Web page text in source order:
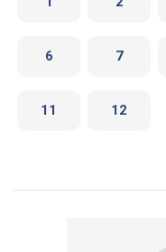
6 7
11 12